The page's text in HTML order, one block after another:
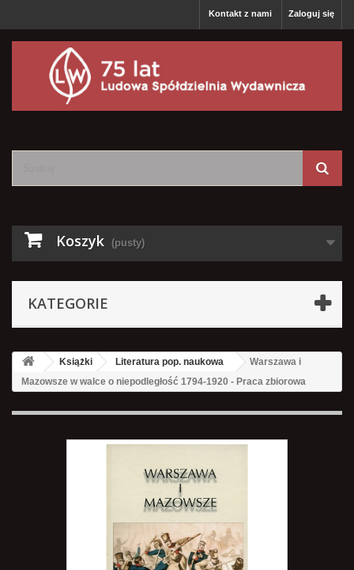
Zaloguj się
Kontakt z nami
Koszyk (pusty)
KATEGORIE
Książki Literatura pop. naukowa
Warszawa i
Mazowsze w walce o niepodległość 1794-1920 - Praca zbiorowa